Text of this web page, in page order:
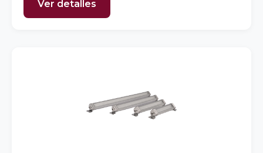
Ver detalles